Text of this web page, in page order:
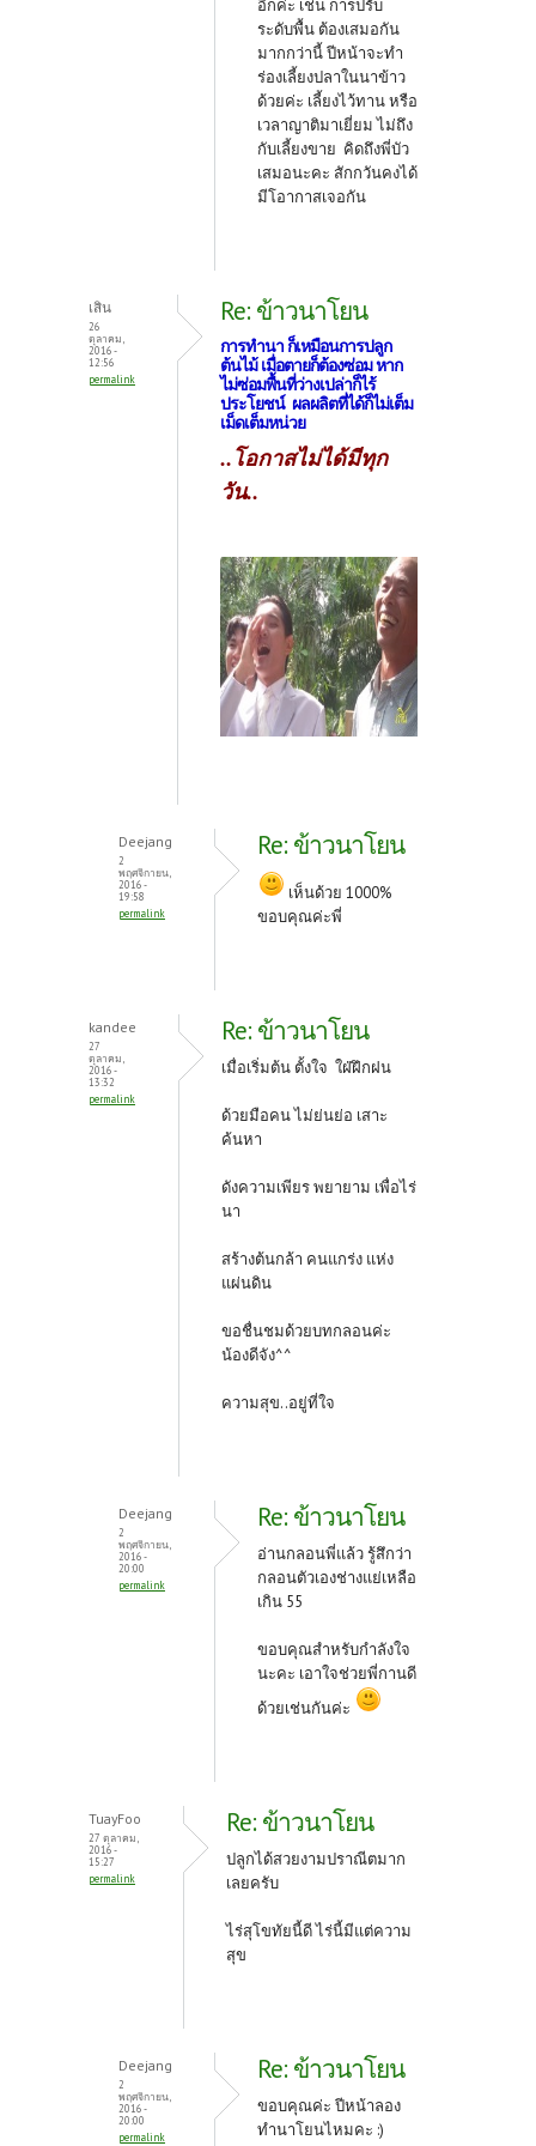
อีกค่ะ เช่น การปรับ
ระดับพื้น ต้องเสมอกัน
มากกว่านี้ ปีหน้าจะทำ
ร่องเลี้ยงปลาในนาข้าว
ด้วยค่ะ เลี้ยงไว้ทาน หรือ
เวลาญาติมาเยี่ยม ไม่ถึง
กับเลี้ยงขาย คิดถึงพี่บัว
เสมอนะคะ สักกวันคงได้
มีโอากาสเจอกัน
เสิน
26
ตุลาคม,
2016 -
12:56
permalink
Re: ข้าวนาโยน
การทำนา ก็เหมือนการปลูก
ต้นไม้ เมื่อตายก็ต้องซ่อม หาก
ไม่ซ่อมพื้นที่ว่างเปล่าก็ไร้
ประโยชน์ ผลผลิตที่ได้ก็ไม่เต็ม
เม็ดเต็มหน่วย
..โอกาสไม่ได้มีทุก
วัน..
Deejang
2
พฤศจิกายน,
2016 -
19:58
permalink
Re: ข้าวนาโยน
เห็นด้วย 1000%
ขอบคุณค่ะพี่
kandee
27
ตุลาคม,
2016 -
13:32
permalink
Re: ข้าวนาโยน
เมื่อเริ่มต้น ตั้งใจ ใฝ่ฝึกฝน
ด้วยมือคน ไม่ย่นย่อ เสาะ
ค้นหา
ดังความเพียร พยายาม เพื่อไร่
นา
สร้างต้นกล้า คนแกร่ง แห่ง
แผ่นดิน
ขอชื่นชมด้วยบทกลอนค่ะ
น้องดีจัง^^
ความสุข..อยู่ที่ใจ
Deejang
2
พฤศจิกายน,
2016 -
20:00
permalink
Re: ข้าวนาโยน
อ่านกลอนพี่แล้ว รู้สึกว่า
กลอนตัวเองช่างแย่เหลือ
เกิน 55
ขอบคุณสำหรับกำลังใจ
นะคะ เอาใจช่วยพี่กานดี
ด้วยเช่นกันค่ะ
TuayFoo
27 ตุลาคม,
2016 -
15:27
permalink
Re: ข้าวนาโยน
ปลูกได้สวยงามปราณีตมาก
เลยครับ
ไร่สุโขทัยนี้ดี ไร่นี้มีแต่ความ
สุข
Deejang
2
พฤศจิกายน,
2016 -
20:00
permalink
Re: ข้าวนาโยน
ขอบคุณค่ะ ปีหน้าลอง
ทำนาโยนไหมคะ :)